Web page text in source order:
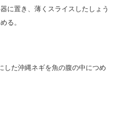
に置き、薄くスライスしたしょう
る。
した沖縄ネギを魚の腹の中につめ